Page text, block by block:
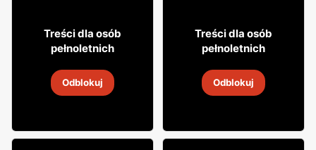
7 99
18 sie 2026
Treści dla osób
pełnoletnich
Odblokuj
1699
18 sie 2026
Treści dla osób
pełnoletnich
Odblokuj